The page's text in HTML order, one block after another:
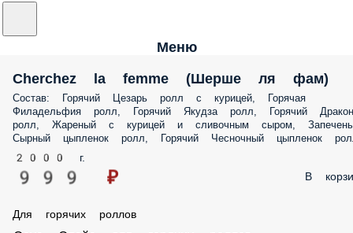
Меню
Cherchez la femme (Шерше ля фам)
Состав: Горячий Цезарь ролл с курицей, Горячая
Филадельфия ролл, Горячий Якудза ролл, Горячий Дракон
ролл, Жареный с курицей и сливочным сыром,
Сырный цыпленок ролл, Горячий Чесночный цыпленок
2000 г.
999 ₽ В
Для горячих роллов